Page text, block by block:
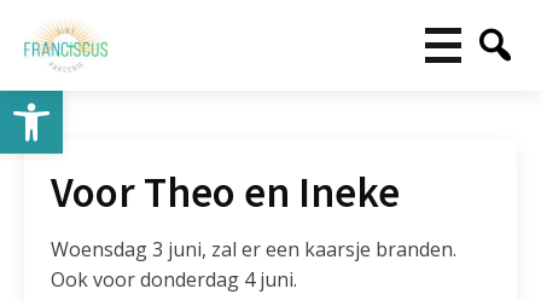
Toolbar openen
Voor Theo en Ineke
Woensdag 3 juni, zal er een kaarsje branden.
Ook voor donderdag 4 juni.